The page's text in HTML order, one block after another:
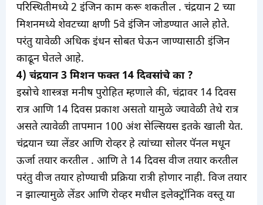
परिस्थितीमध्ये 2 इंजिन काम करू शकतील . चंद्रयान 2 च्या
मिशनमध्ये शेवटच्या क्षणी 5वे इंजिन जोडण्यात आले होते.
परंतु यावेळी अधिक इंधन सोबत घेऊन जाण्यासाठी इंजिन
काढून घेतले आहे.
4) चंद्रयान 3 मिशन फक्त 14 दिवसांचे का ?
इस्रोचे शास्त्रज्ञ मनीष पुरोहित म्हणाले की, चंद्रावर 14 दिवस
रात्र आणि 14 दिवस प्रकाश असतो यामुळे ज्यावेळी तेथे रात्र
असते त्यावेळी तापमान 100 अंश सेल्सियस इतके खाली येत.
चंद्रयान च्या लेंडर आणि रोव्हर हे त्यांच्या सोलर पॅनल मधून
ऊर्जा तयार करतील . आणि ते 14 दिवस वीज तयार करतील
परंतु वीज तयार होण्याची प्रक्रिया रात्री होणार नाही. विज तयार
न झाल्यामुळे लेंडर आणि रोव्हर मधील इलेक्ट्रॉनिक वस्तू या